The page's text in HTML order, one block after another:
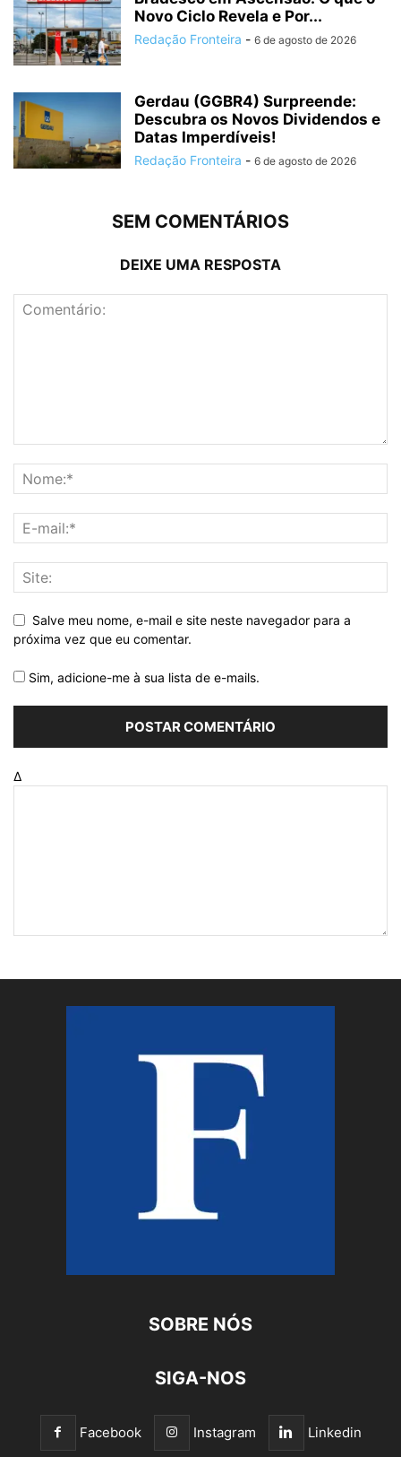
Novo Ciclo Revela e Por...
Redação Fronteira - 6 de agosto de 2026
Gerdau (GGBR4) Surpreende:
Descubra os Novos Dividendos e
Datas Imperdíveis!
Redação Fronteira - 6 de agosto de 2026
SEM COMENTÁRIOS
DEIXE UMA RESPOSTA
Salve meu nome, e-mail e site neste navegador para a
próxima vez que eu comentar.
Sim, adicione-me à sua lista de e-mails.
Δ
SOBRE NÓS
SIGA-NOS
Facebook Instagram Linkedin